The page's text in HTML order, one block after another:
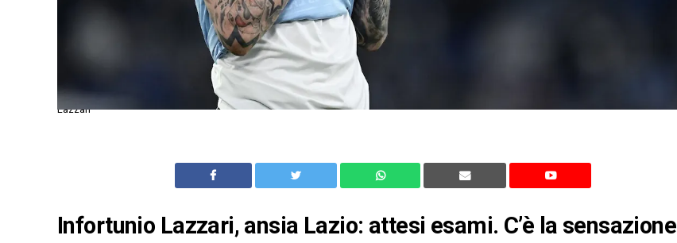
Lazzari
Infortunio Lazzari, ansia Lazio: attesi esami. C’è la sensazione